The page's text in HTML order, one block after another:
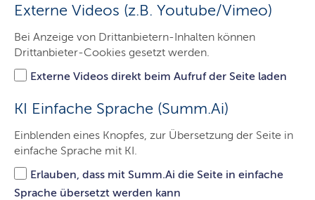
Externe Videos (z.B. Youtube/Vimeo)
Bei Anzeige von Drittanbietern-Inhalten können
Drittanbieter-Cookies gesetzt werden.
Externe Videos direkt beim Aufruf der Seite laden
KI Einfache Sprache (Summ.Ai)
Einblenden eines Knopfes, zur Übersetzung der Seite in
einfache Sprache mit KI.
Erlauben, dass mit Summ.Ai die Seite in einfache
Sprache übersetzt werden kann
Presse & Medien
Ausbildung & Beruf
Zivilsachen
Hier finden Sie wichtigsten Informationen zu
Zivilsachen.